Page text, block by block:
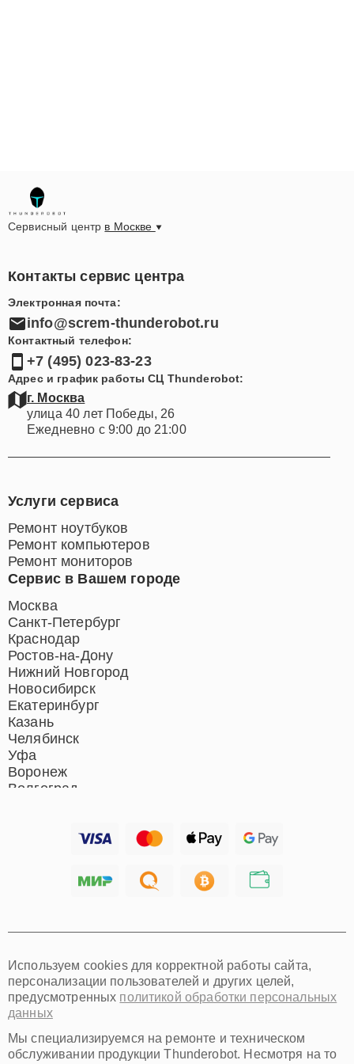
Сервисный центр в Москве
Контакты сервис центра
Электронная почта:
info@screm-thunderobot.ru
Контактный телефон:
+7 (495) 023-83-23
Адрес и график работы СЦ Thunderobot:
г. Москва
улица 40 лет Победы, 26
Ежедневно с 9:00 до 21:00
Сервис в Вашем городе
Москва
Санкт-Петербург
Краснодар
Ростов-на-Дону
Нижний Новгород
Новосибирск
Екатеринбург
Казань
Челябинск
Уфа
Воронеж
Волгоград
Хабаровск
Иркутск
Омск
Красноярск
Пермь
Ульяновск
Киров
Архангельск
Услуги сервиса
Ремонт ноутбуков
Ремонт компьютеров
Ремонт мониторов
Используем cookies для корректной работы сайта,
персонализации пользователей и других целей,
предусмотренных политикой обработки персональных
данных
Мы специализируемся на ремонте и техническом
обслуживании продукции Thunderobot. Несмотря на то